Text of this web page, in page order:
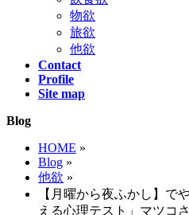
物欲
旅欲
他欲
Contact
Profile
Site map
Blog
HOME »
Blog »
他欲 »
【月曜から夜ふかし】で
える心理テスト」マツコ